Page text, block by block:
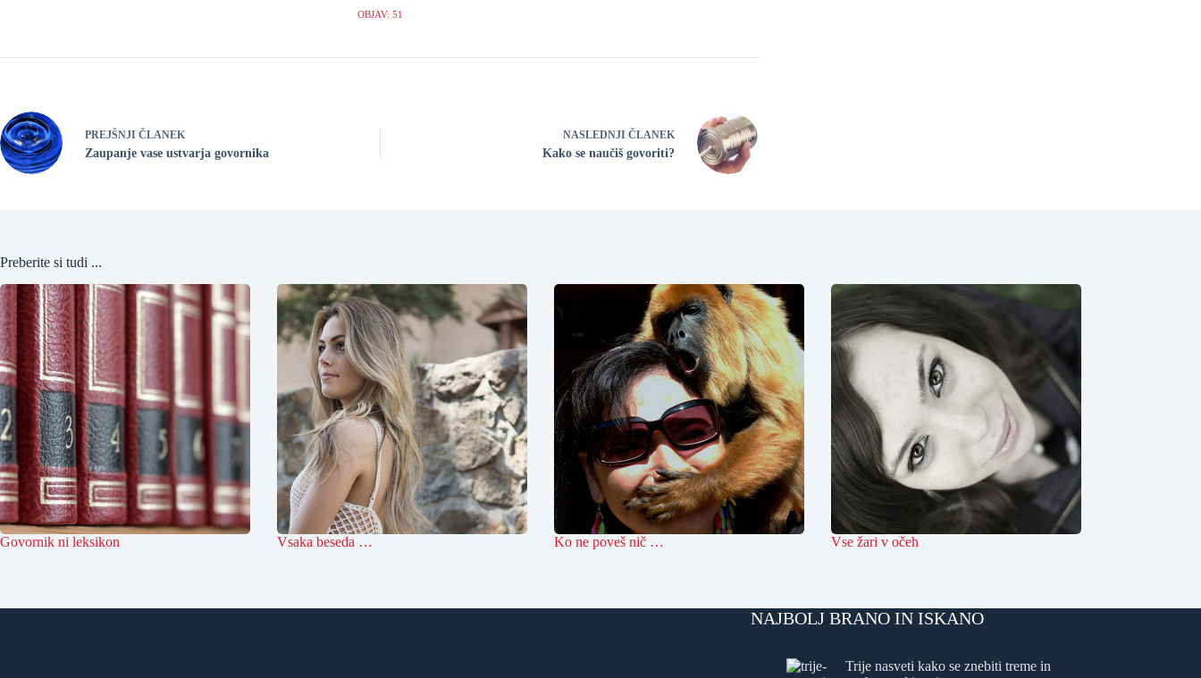
OBJAV: 51
PREJŠNJI ČLANEK
Zaupanje vase ustvarja govornika
NASLEDNJI ČLANEK
Kako se naučiš govoriti?
Preberite si tudi ...
Govornik ni leksikon Vsaka beseda … Ko ne poveš nič … Vse žari v očeh
NAJBOLJ BRANO IN ISKANO
Trije nasveti kako se znebiti treme in